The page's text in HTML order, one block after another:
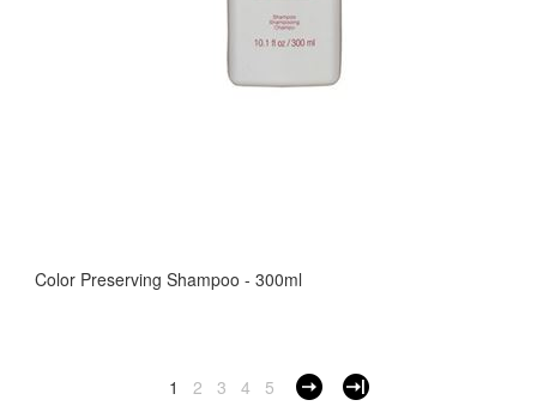
Color Preserving Shampoo - 300ml
1 2 3 4 5